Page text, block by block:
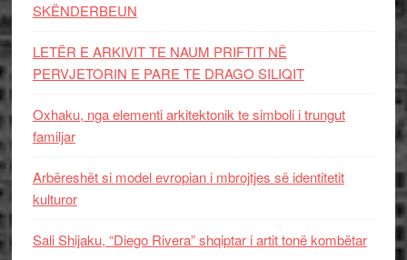
SKËNDERBEUN
LETËR E ARKIVIT TE NAUM PRIFTIT NË
PERVJETORIN E PARE TE DRAGO SILIQIT
Oxhaku, nga elementi arkitektonik te simboli i trungut
familjar
Arbëreshët si model evropian i mbrojtjes së identitetit
kulturor
Sali Shijaku, “Diego Rivera” shqiptar i artit tonë kombëtar